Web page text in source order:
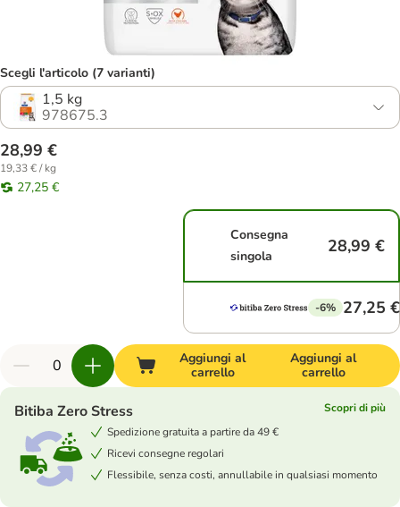
Scegli l'articolo (7 varianti)
1,5 kg
978675.3
28,99 €
19,33 € / kg
27,25 €
Consegna
singola
28,99 €
-6% 27,25 €
Aggiungi al
carrello
Aggiungi al
carrello
Bitiba Zero Stress
Scopri di più
Spedizione gratuita a partire da 49 €
Ricevi consegne regolari
Flessibile, senza costi, annullabile in qualsiasi momento